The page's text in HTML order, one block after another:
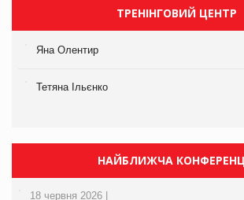
ТРЕНІНГОВИЙ ЦЕНТР
Яна Олентир
Тетяна Ільєнко
НАЙБЛИЖЧА
18 червня 2026 |